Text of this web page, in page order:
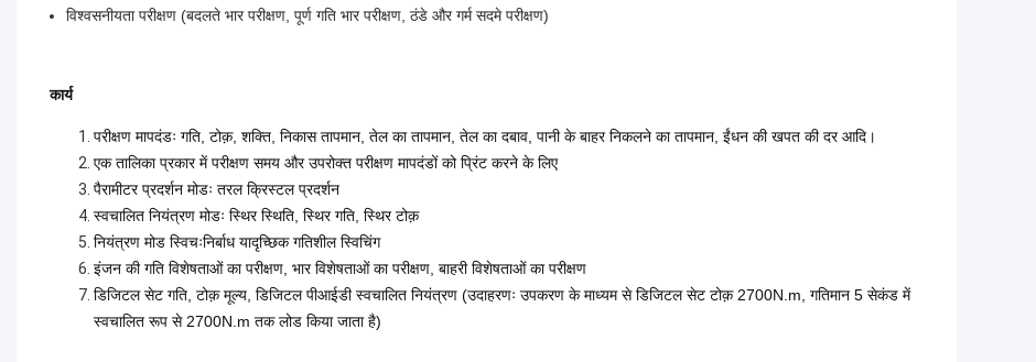
विश्वसनीयता परीक्षण (बदलते भार परीक्षण, पूर्ण गति भार परीक्षण, ठंडे और गर्म सदमे परीक्षण)
कार्य
परीक्षण मापदंडः गति, टोक़, शक्ति, निकास तापमान, तेल का तापमान, तेल का दबाव, पानी के बाहर निकलने का तापमान, ईंधन की खपत की दर आदि।
एक तालिका प्रकार में परीक्षण समय और उपरोक्त परीक्षण मापदंडों को प्रिंट करने के लिए
पैरामीटर प्रदर्शन मोडः तरल क्रिस्टल प्रदर्शन
स्वचालित नियंत्रण मोडः स्थिर स्थिति, स्थिर गति, स्थिर टोक़
नियंत्रण मोड स्विचःनिर्बाध यादृच्छिक गतिशील स्विचिंग
इंजन की गति विशेषताओं का परीक्षण, भार विशेषताओं का परीक्षण, बाहरी विशेषताओं का परीक्षण
डिजिटल सेट गति, टोक़ मूल्य, डिजिटल पीआईडी स्वचालित नियंत्रण (उदाहरणः उपकरण के माध्यम से डिजिटल सेट टोक़ 2700N.m, गतिमान 5 सेकंड में
स्वचालित रूप से 2700N.m तक लोड किया जाता है)